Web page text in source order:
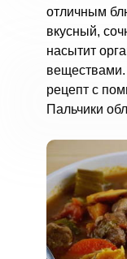
отличным
вкусный,
насытит
веществами.
рецепт с
Пальчики